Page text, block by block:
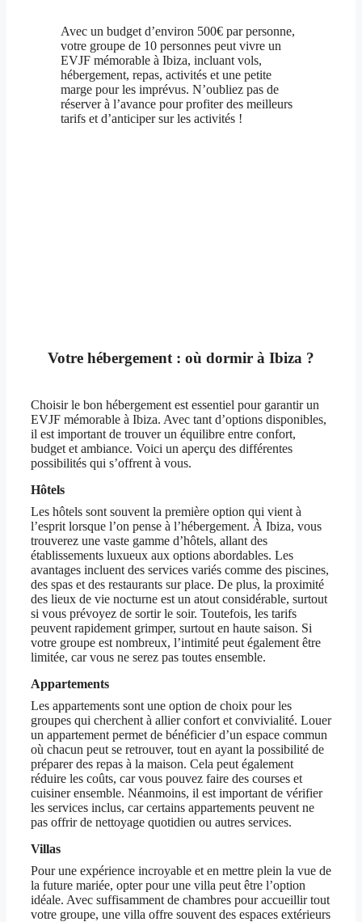
Avec un budget d’environ 500€ par personne,
votre groupe de 10 personnes peut vivre un
EVJF mémorable à Ibiza, incluant vols,
hébergement, repas, activités et une petite
marge pour les imprévus. N’oubliez pas de
réserver à l’avance pour profiter des meilleurs
tarifs et d’anticiper sur les activités !
Votre hébergement : où dormir à Ibiza ?
Choisir le bon hébergement est essentiel pour garantir un
EVJF mémorable à Ibiza. Avec tant d’options disponibles,
il est important de trouver un équilibre entre confort,
budget et ambiance. Voici un aperçu des différentes
possibilités qui s’offrent à vous.
Hôtels
Les hôtels sont souvent la première option qui vient à
l’esprit lorsque l’on pense à l’hébergement. À Ibiza, vous
trouverez une vaste gamme d’hôtels, allant des
établissements luxueux aux options abordables. Les
avantages incluent des services variés comme des piscines,
des spas et des restaurants sur place. De plus, la proximité
des lieux de vie nocturne est un atout considérable, surtout
si vous prévoyez de sortir le soir. Toutefois, les tarifs
peuvent rapidement grimper, surtout en haute saison. Si
votre groupe est nombreux, l’intimité peut également être
limitée, car vous ne serez pas toutes ensemble.
Appartements
Les appartements sont une option de choix pour les
groupes qui cherchent à allier confort et convivialité. Louer
un appartement permet de bénéficier d’un espace commun
où chacun peut se retrouver, tout en ayant la possibilité de
préparer des repas à la maison. Cela peut également
réduire les coûts, car vous pouvez faire des courses et
cuisiner ensemble. Néanmoins, il est important de vérifier
les services inclus, car certains appartements peuvent ne
pas offrir de nettoyage quotidien ou autres services.
Villas
Pour une expérience incroyable et en mettre plein la vue de
la future mariée, opter pour une villa peut être l’option
idéale. Avec suffisamment de chambres pour accueillir tout
votre groupe, une villa offre souvent des espaces extérieurs